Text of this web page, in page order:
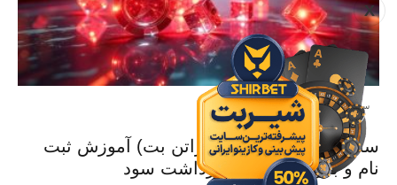
X
سایت معتبر شرط بندی
سایت Marathonbet (ماراتن بت) آموزش ثبت
نام و بررسی شرایط برداشت سود